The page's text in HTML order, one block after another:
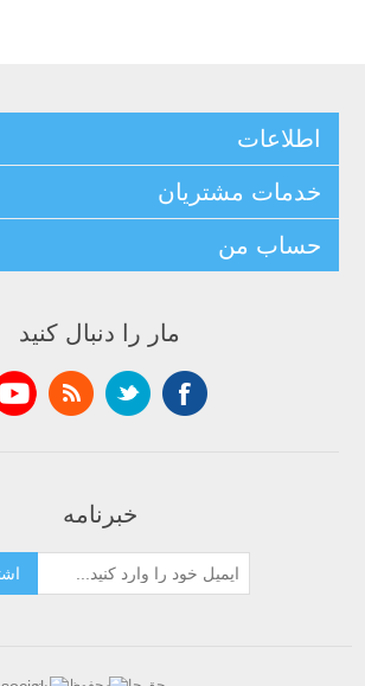
اطلاعات
خدمات مشتریان
حساب من
مار را دنبال کنید
خبرنامه